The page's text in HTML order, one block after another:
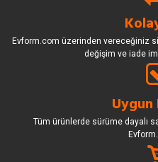
Evform.com üzerinden vereceğiniz
değişim ve iade
Tüm ürünlerde sürüme dayalı